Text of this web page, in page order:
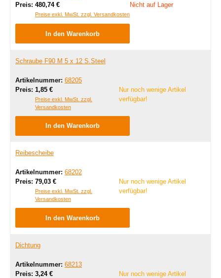
Preis: Regulärer Preis:
480,74 €
Preise exkl. MwSt. zzgl. Versandkosten
Nicht auf Lager
In den Warenkorb
Schraube F90 M 5 x 12 S.Steel
Artikelnummer: 68205
Preis: Regulärer Preis:
1,85 €
Preise exkl. MwSt. zzgl.
Versandkosten
Nur noch wenige Artikel
verfügbar!
In den Warenkorb
Reibescheibe
Artikelnummer: 68202
Preis: Regulärer Preis:
79,03 €
Preise exkl. MwSt. zzgl.
Versandkosten
Nur noch wenige Artikel
verfügbar!
In den Warenkorb
Dichtung
Artikelnummer: 68213
Preis: Regulärer Preis:
3,24 €
Nur noch wenige Artikel